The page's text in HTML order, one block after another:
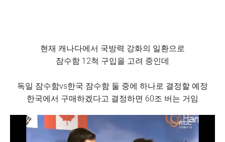
현재 캐나다에서 국방력 강화의 일환으로
잠수함 12척 구입을 고려 중인데
독일 잠수함vs한국 잠수함 둘 중에 하나로 결정할 예정
한국에서 구매하겠다고 결정하면 60조 버는 거임